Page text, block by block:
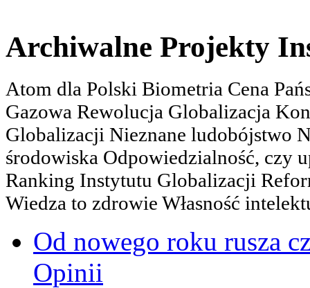
Archiwalne Projekty
Atom dla Polski Biometria Cena
Gazowa Rewolucja Globalizacja
Globalizacji Nieznane ludobójstwo
środowiska Odpowiedzialność, czy
Ranking Instytutu Globalizacji
Wiedza to zdrowie Własność
Od nowego roku rusza
Opinii